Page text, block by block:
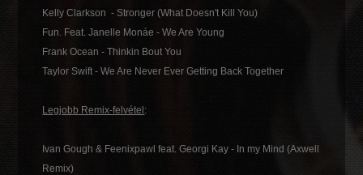
Kelly Clarkson - Stronger (What Doesn't Kill You)
Fun. Feat. Janelle Monáe - We Are Young
Frank Ocean - Thinkin Bout You
Taylor Swift - We Are Never Ever Getting Back Together
Legjobb Remix-felvétel :
Ivan Gough & Feenixpawl feat. Georgi Kay - In my Mind (Axwell
Remix)